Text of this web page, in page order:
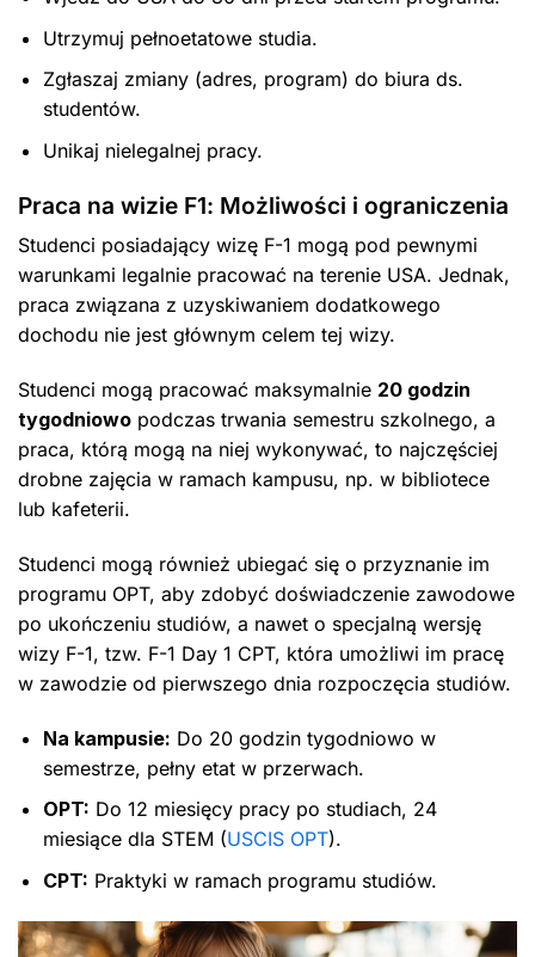
Utrzymuj pełnoetatowe studia.
Zgłaszaj zmiany (adres, program) do biura ds.
studentów.
Unikaj nielegalnej pracy.
Praca na wizie F1: Możliwości i ograniczenia
Studenci posiadający wizę F-1 mogą pod pewnymi
warunkami legalnie pracować na terenie USA. Jednak,
praca związana z uzyskiwaniem dodatkowego
dochodu nie jest głównym celem tej wizy.
Studenci mogą pracować maksymalnie 20 godzin
tygodniowo podczas trwania semestru szkolnego, a
praca, którą mogą na niej wykonywać, to najczęściej
drobne zajęcia w ramach kampusu, np. w bibliotece
lub kafeterii.
Studenci mogą również ubiegać się o przyznanie im
programu OPT, aby zdobyć doświadczenie zawodowe
po ukończeniu studiów, a nawet o specjalną wersję
wizy F-1, tzw. F-1 Day 1 CPT, która umożliwi im pracę
w zawodzie od pierwszego dnia rozpoczęcia studiów.
Na kampusie: Do 20 godzin tygodniowo w
semestrze, pełny etat w przerwach.
OPT: Do 12 miesięcy pracy po studiach, 24
miesiące dla STEM (USCIS OPT).
CPT: Praktyki w ramach programu studiów.